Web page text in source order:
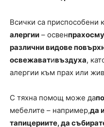
Всички са приспособени
алергии – освен
различни видове
освежавативъздуха,
алергии към прах или
С тяхна помощ може да
мебелите – например,да
тапицериите,да